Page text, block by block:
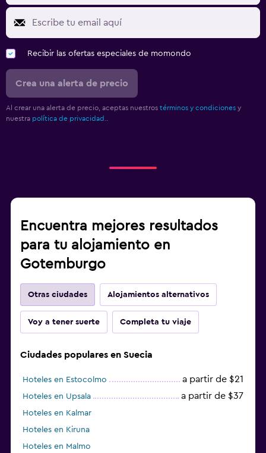
Recibir las ofertas especiales de momondo
Crea una alerta de precio
Al crear una alerta de precio, aceptas nuestros términos y condiciones y
nuestra política de privacidad.
Encuentra mejores resultados
para tu alojamiento en
Gotemburgo
Otras ciudades Alojamientos alternativos
Voy a tener suerte Completa tu viaje
Ciudades populares en Suecia
Hoteles en Estocolmo a partir de $21
Hoteles en Upsala a partir de $37
Hoteles en Kalmar
Hoteles en Kiruna
Hoteles en Malmo